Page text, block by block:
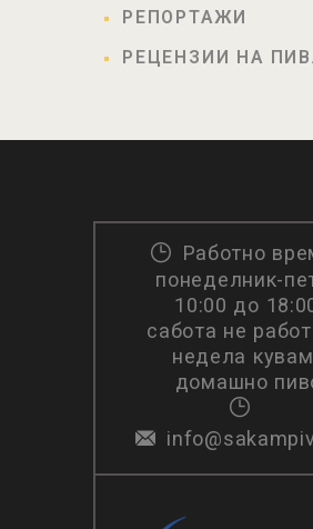
РЕПОРТАЖИ
РЕЦЕНЗИИ НА
Работно
понеделник-
10:00 до
сабота не
недела
домашно